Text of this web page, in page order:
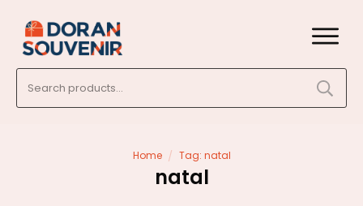
for:
Home / Tag: natal
natal